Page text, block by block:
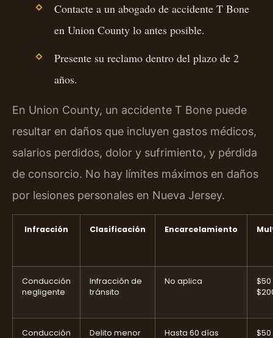
Contacte a un abogado de accidente T Bone
en Union County lo antes posible.
Presente su reclamo dentro del plazo de 2
años.
En Union County, un accidente T Bone puede
resultar en daños que incluyen gastos médicos,
salarios perdidos, dolor y sufrimiento, y pérdida
de consorcio. No hay límites máximos en daños
por lesiones personales en Nueva Jersey.
Infracción Clasificación Encarcelamiento
Conducción
negligente
Infracción de
tránsito
No aplica
$50
Conducción
Delito menor Hasta 60 días
$50